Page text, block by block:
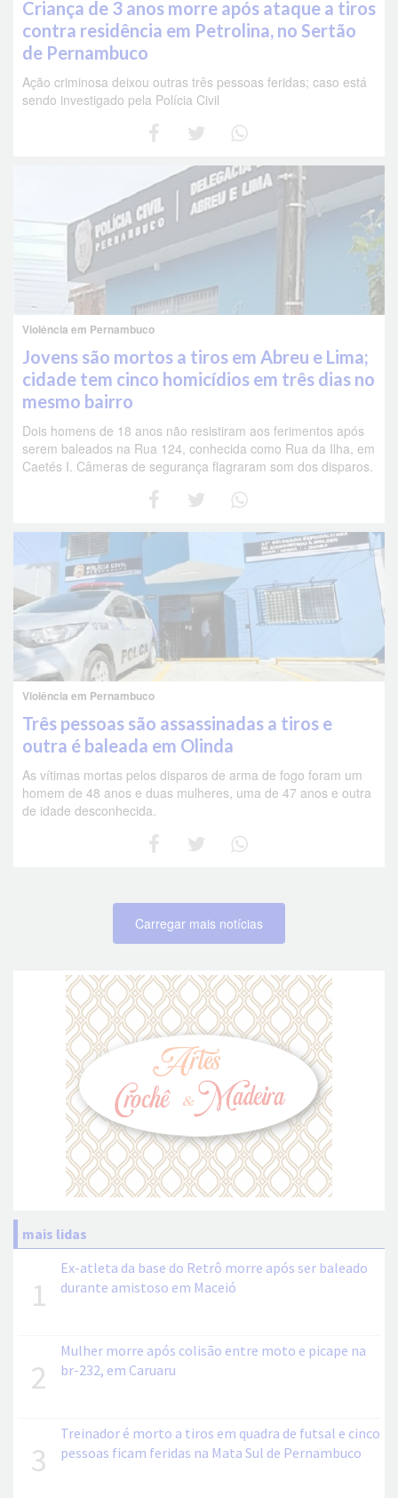
Criança de 3 anos morre após ataque a tiros
contra residência em Petrolina, no Sertão
de Pernambuco
Ação criminosa deixou outras três pessoas feridas; caso está
sendo investigado pela Polícia Civil
Violência em Pernambuco
Jovens são mortos a tiros em Abreu e Lima;
cidade tem cinco homicídios em três dias no
mesmo bairro
Dois homens de 18 anos não resistiram aos ferimentos após
serem baleados na Rua 124, conhecida como Rua da Ilha, em
Caetés I. Câmeras de segurança flagraram som dos disparos.
Violência em Pernambuco
Três pessoas são assassinadas a tiros e
outra é baleada em Olinda
As vítimas mortas pelos disparos de arma de fogo foram um
homem de 48 anos e duas mulheres, uma de 47 anos e outra
de idade desconhecida.
Carregar mais notícias
mais lidas
1
Ex-atleta da base do Retrô morre após ser baleado
durante amistoso em Maceió
2
Mulher morre após colisão entre moto e picape na
br-232, em Caruaru
3
Treinador é morto a tiros em quadra de futsal e cinco
pessoas ficam feridas na Mata Sul de Pernambuco